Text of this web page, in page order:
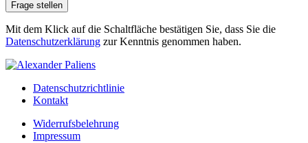
Mit dem Klick auf die Schaltfläche bestätigen Sie, dass Sie die
Datenschutzerklärung zur Kenntnis genommen haben.
Datenschutzrichtlinie
Kontakt
Widerrufsbelehrung
Impressum